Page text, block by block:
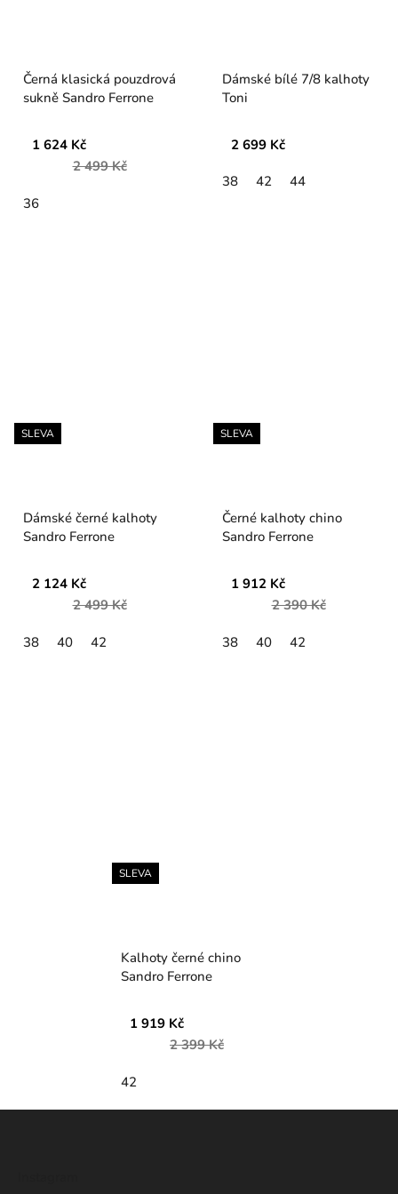
Černá klasická pouzdrová
sukně Sandro Ferrone
1 624 Kč
2 499 Kč
36
Dámské bílé 7/8 kalhoty
Toni
2 699 Kč
38 42 44
SLEVA
Dámské černé kalhoty
Sandro Ferrone
2 124 Kč
2 499 Kč
38 40 42
SLEVA
Černé kalhoty chino
Sandro Ferrone
1 912 Kč
2 390 Kč
38 40 42
SLEVA
Kalhoty černé chino
Sandro Ferrone
1 919 Kč
2 399 Kč
42